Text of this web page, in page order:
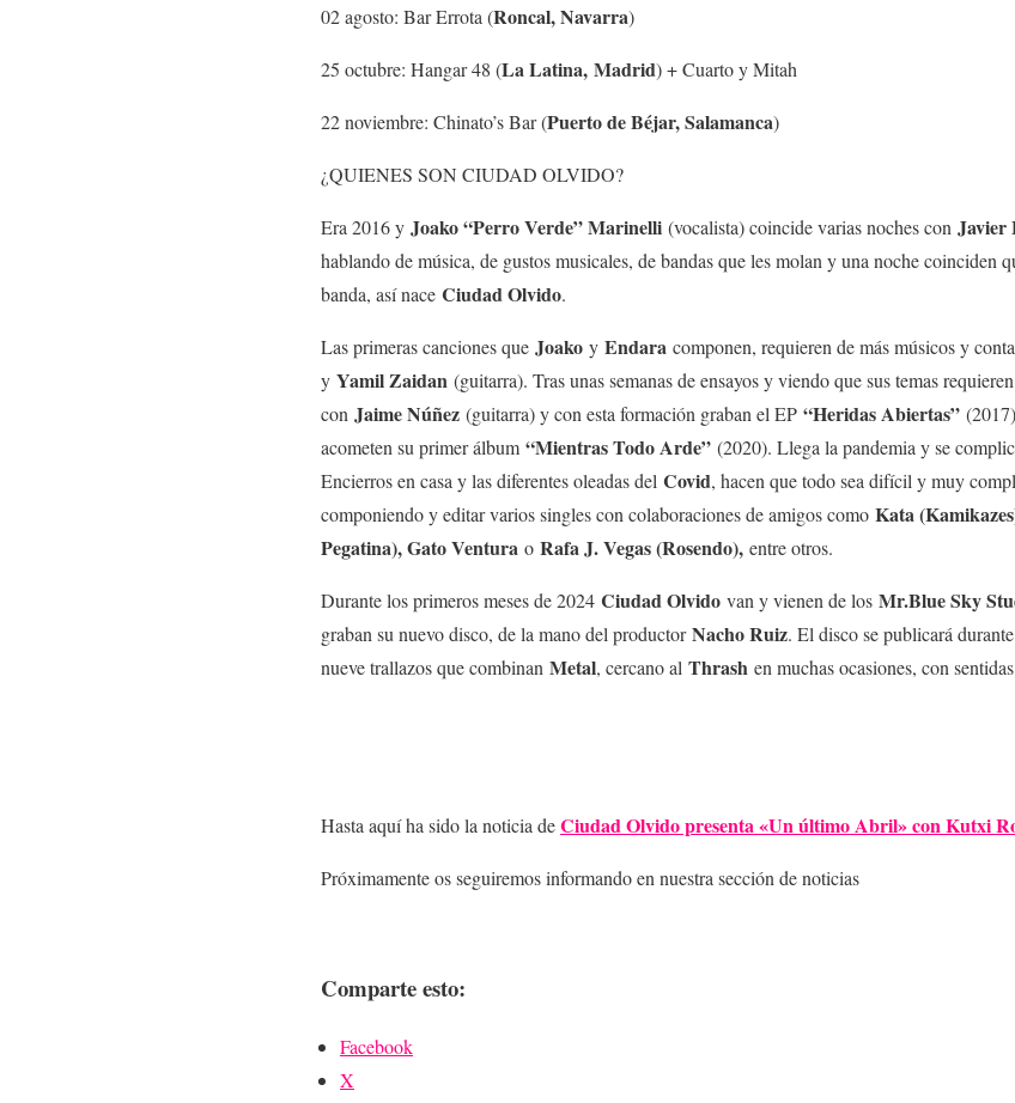
02 agosto: Bar Errota (Roncal, Navarra)
25 octubre: Hangar 48 (La Latina, Madrid) + Cuarto y Mitah
22 noviembre: Chinato’s Bar (Puerto de Béjar, Salamanca)
¿QUIENES SON CIUDAD OLVIDO?
Era 2016 y Joako “Perro Verde” Marinelli (vocalista) coincide varias noches con Javier
hablando de música, de gustos musicales, de bandas que les molan y una noche coinciden
banda, así nace Ciudad Olvido.
Las primeras canciones que Joako y Endara componen, requieren de más músicos y
y Yamil Zaidan (guitarra). Tras unas semanas de ensayos y viendo que sus temas
con Jaime Núñez (guitarra) y con esta formación graban el EP “Heridas Abiertas”
acometen su primer álbum “Mientras Todo Arde” (2020). Llega la pandemia y se
Encierros en casa y las diferentes oleadas del Covid, hacen que todo sea difícil y muy
componiendo y editar varios singles con colaboraciones de amigos como Kata
Pegatina), Gato Ventura o Rafa J. Vegas (Rosendo), entre otros.
Durante los primeros meses de 2024 Ciudad Olvido van y vienen de los Mr.Blue Sky
graban su nuevo disco, de la mano del productorNacho Ruiz. El disco se publicará
nueve trallazos que combinan Metal, cercano al Thrash en muchas ocasiones, con
Hasta aquí ha sido la noticia deCiudad Olvido presenta «Un último Abril» con Kutxi
Próximamente os seguiremos informando en nuestra sección de noticias
Comparte esto:
Facebook
X